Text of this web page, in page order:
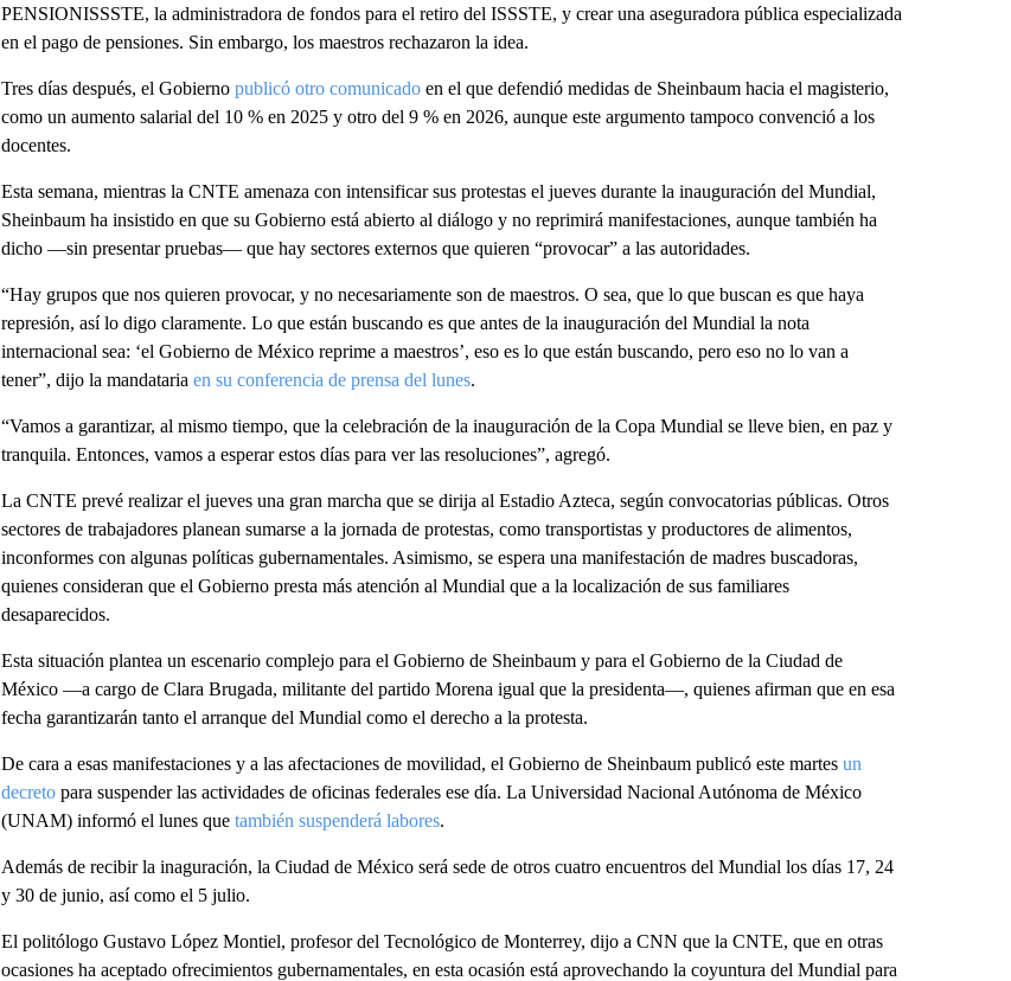
PENSIONISSSTE, la administradora de fondos para el retiro del ISSSTE, y crear una aseguradora pública especializada
en el pago de pensiones. Sin embargo, los maestros rechazaron la idea.
Tres días después, el Gobierno publicó otro comunicadoen el que defendió medidas de Sheinbaum hacia el magisterio,
como un aumento salarial del 10 % en 2025 y otro del 9 % en 2026, aunque este argumento tampoco convenció a los
docentes.
Esta semana, mientras la CNTE amenaza con intensificar sus protestas el jueves durante la inauguración del Mundial,
Sheinbaum ha insistido en que su Gobierno está abierto al diálogo y no reprimirá manifestaciones, aunque también ha
dicho —sin presentar pruebas— que hay sectores externos que quieren “provocar” a las autoridades.
“Hay grupos que nos quieren provocar, y no necesariamente son de maestros. O sea, que lo que buscan es que haya
represión, así lo digo claramente. Lo que están buscando es que antes de la inauguración del Mundial la nota
internacional sea: ‘el Gobierno de México reprime a maestros’, eso es lo que están buscando, pero eso no lo van a
tener”, dijo la mandataria en su conferencia de prensa del lunes.
“Vamos a garantizar, al mismo tiempo, que la celebración de la inauguración de la Copa Mundial se lleve bien, en paz y
tranquila. Entonces, vamos a esperar estos días para ver las resoluciones”, agregó.
La CNTE prevé realizar el jueves una gran marcha que se dirija al Estadio Azteca, según convocatorias públicas. Otros
sectores de trabajadores planean sumarse a la jornada de protestas, como transportistas y productores de alimentos,
inconformes con algunas políticas gubernamentales. Asimismo, se espera una manifestación de madres buscadoras,
quienes consideran que el Gobierno presta más atención al Mundial que a la localización de sus familiares
desaparecidos.
Esta situación plantea un escenario complejo para el Gobierno de Sheinbaum y para el Gobierno de la Ciudad de
México —a cargo de Clara Brugada, militante del partido Morena igual que la presidenta—, quienes afirman que en esa
fecha garantizarán tanto el arranque del Mundial como el derecho a la protesta.
De cara a esas manifestaciones y a las afectaciones de movilidad, el Gobierno de Sheinbaum publicó este martes un
decretopara suspender las actividades de oficinas federales ese día. La Universidad Nacional Autónoma de México
(UNAM) informó el lunes que también suspenderá labores.
Además de recibir la inaguración, la Ciudad de México será sede de otros cuatro encuentros del Mundial los días 17, 24
y 30 de junio, así como el 5 julio.
El politólogo Gustavo López Montiel, profesor del Tecnológico de Monterrey, dijo a CNN que la CNTE, que en otras
ocasiones ha aceptado ofrecimientos gubernamentales, en esta ocasión está aprovechando la coyuntura del Mundial para